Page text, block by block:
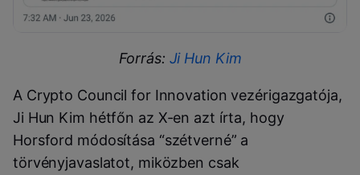
Forrás: Ji Hun Kim
A Crypto Council for Innovation vezérigazgatója,
Ji Hun Kim hétfőn az X-en azt írta, hogy
Horsford módosítása “szétverné” a
törvényjavaslatot, miközben csak